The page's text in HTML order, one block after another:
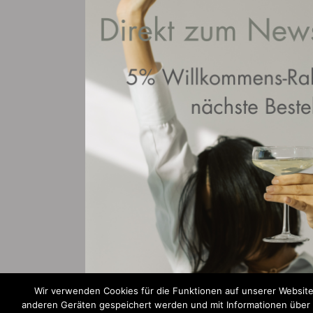
Wir verwenden Cookies für die Funktionen auf unserer
anderen Geräten gespeichert werden und mit Informationen